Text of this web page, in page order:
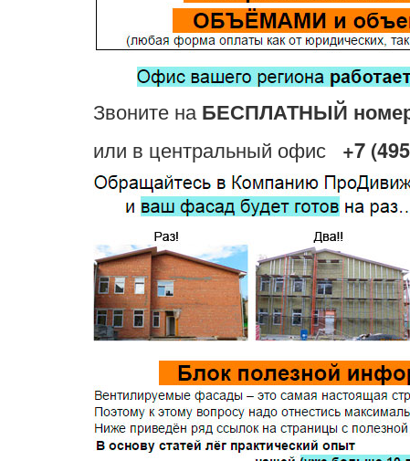
Звоните на БЕСПЛАТНЫЙ
или в центральный офис +7